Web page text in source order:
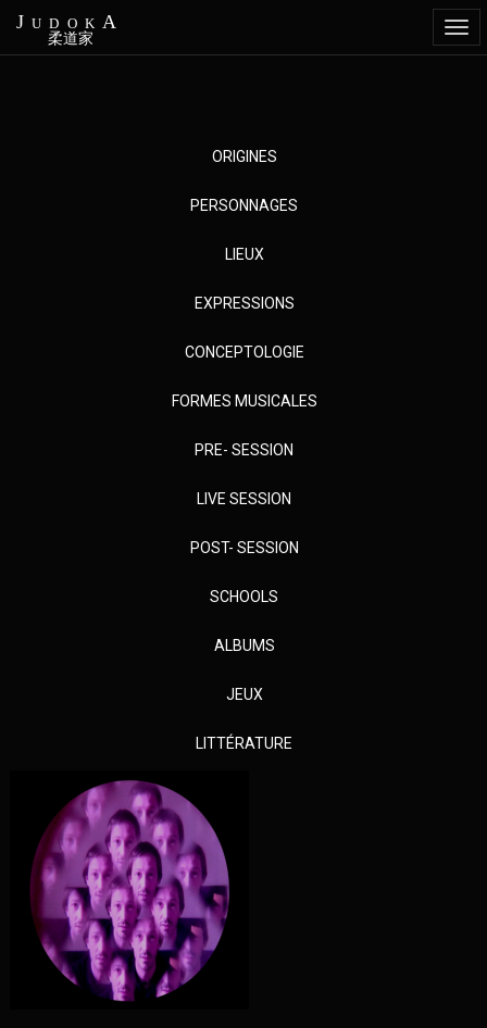
JudokA
柔道家
ORIGINES
PERSONNAGES
LIEUX
EXPRESSIONS
CONCEPTOLOGIE
FORMES MUSICALES
PRE- SESSION
LIVE SESSION
POST- SESSION
SCHOOLS
ALBUMS
JEUX
LITTÉRATURE